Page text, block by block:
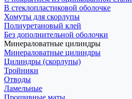
В стеклопластиковой оболочке
Хомуты для скорлупы
Полиуретановый клей
Без дополнительной оболочки
Минераловатные цилиндры
Минераловатные цилиндры
Цилиндры (скорлупы)
Тройники
Отводы
Ламельные
Прошивные маты